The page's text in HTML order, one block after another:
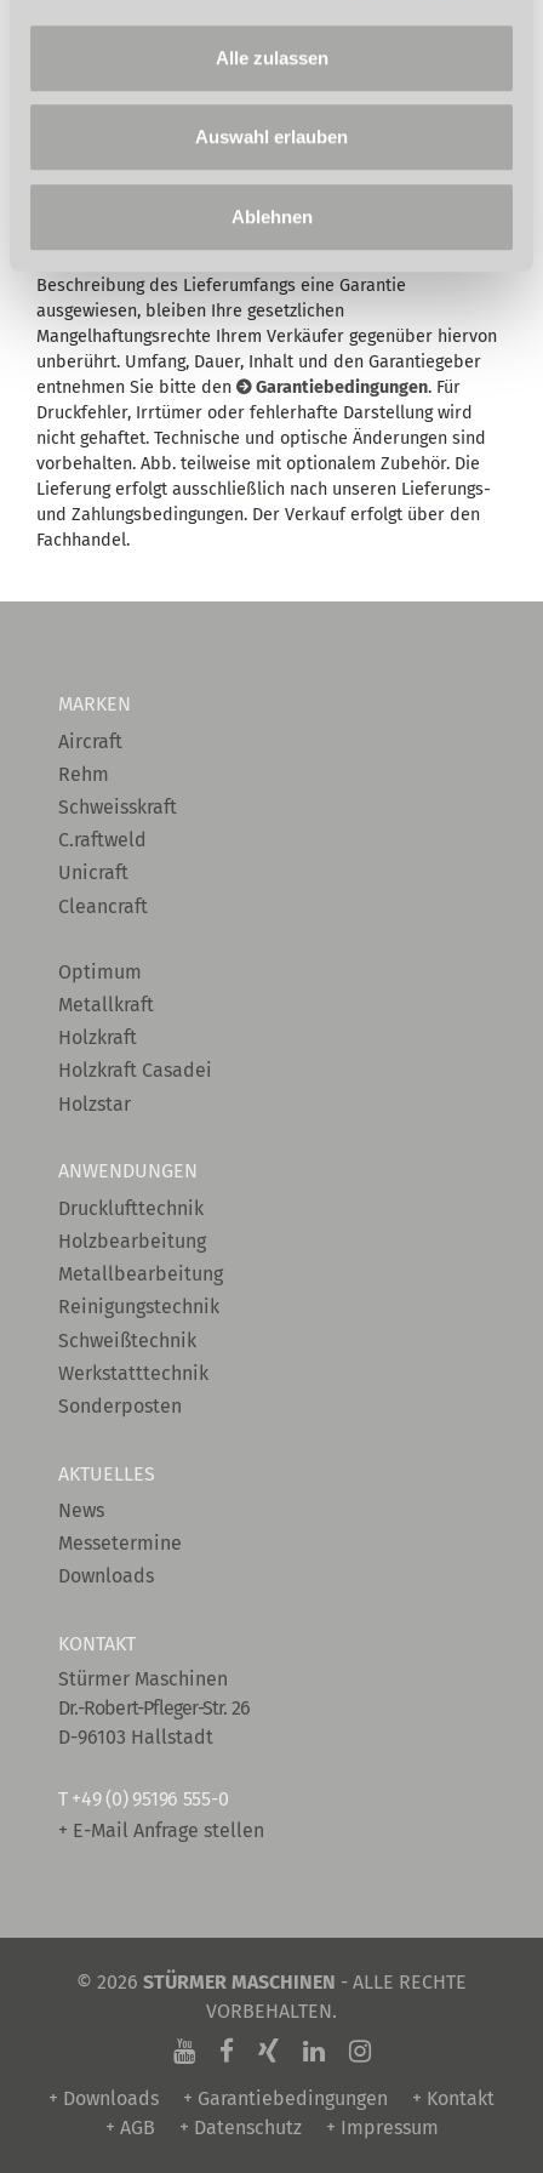
Alle zulassen
Auswahl erlauben
Ablehnen
und Österreich anwendbar.
Beschreibung des Lieferumfangs eine Garantie
ausgewiesen, bleiben Ihre gesetzlichen
Mangelhaftungsrechte Ihrem Verkäufer gegenüber hiervon
unberührt. Umfang, Dauer, Inhalt und den Garantiegeber
entnehmen Sie bitte den
Garantiebedingungen. Für
Druckfehler, Irrtümer oder fehlerhafte Darstellung wird
nicht gehaftet. Technische und optische Änderungen sind
vorbehalten. Abb. teilweise mit optionalem Zubehör. Die
Lieferung erfolgt ausschließlich nach unseren Lieferungs-
und Zahlungsbedingungen. Der Verkauf erfolgt über den
Fachhandel.
MARKEN
Aircraft
Rehm
Schweisskraft
C.raftweld
Unicraft
Cleancraft
Optimum
Metallkraft
Holzkraft
Holzkraft Casadei
Holzstar
ANWENDUNGEN
Drucklufttechnik
Holzbearbeitung
Metallbearbeitung
Reinigungstechnik
Schweißtechnik
Werkstatttechnik
Sonderposten
AKTUELLES
News
Messetermine
Downloads
KONTAKT
Stürmer Maschinen
Dr.-Robert-Pfleger-Str. 26
D-96103 Hallstadt
T +49 (0) 95196 555-0
+ E-Mail Anfrage stellen
© 2026 STÜRMER MASCHINEN - ALLE RECHTE
VORBEHALTEN.
+ Downloads + Garantiebedingungen
+ Kontakt
+ AGB
+ Datenschutz + Impressum